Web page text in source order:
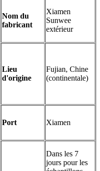
Nom du
fabricant
Xiamen
Sunwee
extérieur
Lieu
d'origine
Fujian, Chine
(continentale)
Port Xiamen
Dans les 7
jours pour les